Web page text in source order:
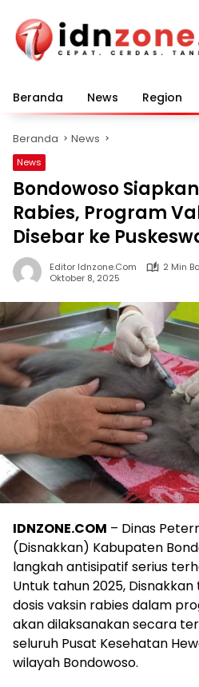
konten
Beranda News Region
Beranda News
News
Bondowoso Siapkan
Rabies, Program
Disebar ke
Editor Idnzone.com
2 Min
Oktober 8, 2025
IDNZONE.COM – Dinas
(Disnakkan) Kabupaten
langkah antisipatif serius
Untuk tahun 2025, Disnakkan
dosis vaksin rabies dalam
akan dilaksanakan secara
seluruh Pusat Kesehatan
wilayah Bondowoso.